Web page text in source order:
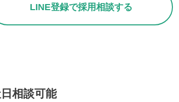
LINE登録で採用相談する
相談可能